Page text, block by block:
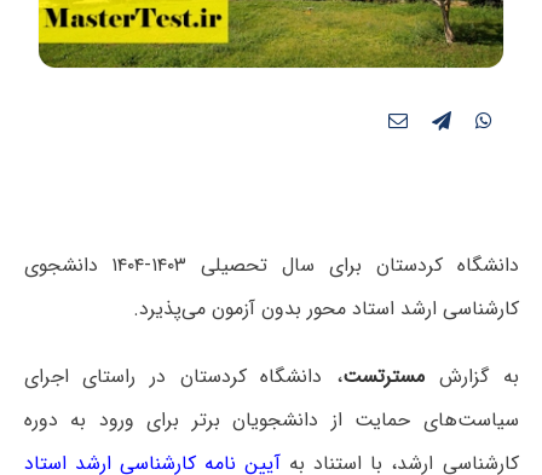
دانشگاه کردستان برای سال تحصیلی ۱۴۰۳-۱۴۰۴ دانشجوی
کارشناسی ارشد استاد محور بدون آزمون می‌پذیرد.
به گزارش مسترتست، دانشگاه کردستان در راستای اجرای
سیاست‌های حمایت از دانشجویان برتر برای ورود به دوره
کارشناسی ارشد، با استناد بهآیین نامه کارشناسی ارشد استاد